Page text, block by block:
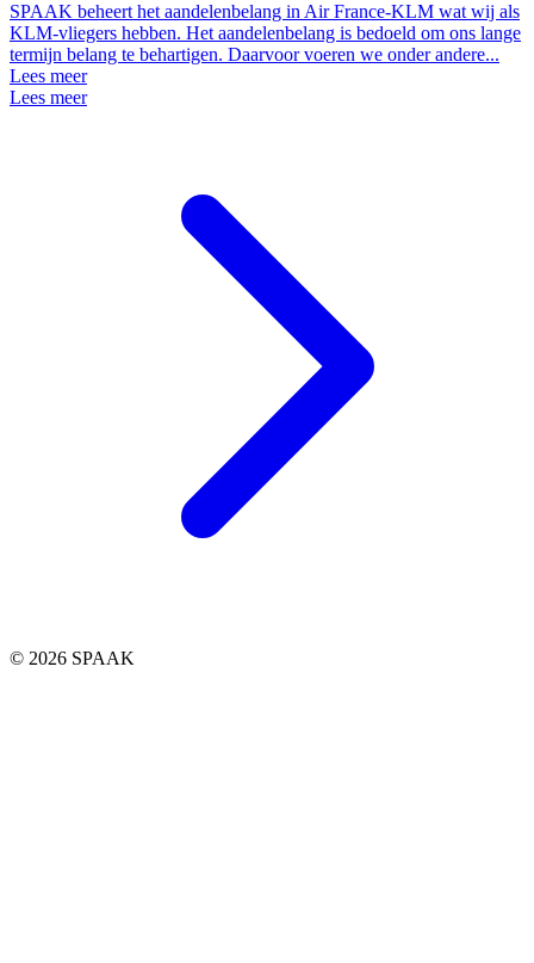
SPAAK beheert het aandelenbelang in Air France-KLM wat wij als
KLM-vliegers hebben. Het aandelenbelang is bedoeld om ons lange
termijn belang te behartigen. Daarvoor voeren we onder andere...
Lees meer
Lees meer
© 2026 SPAAK